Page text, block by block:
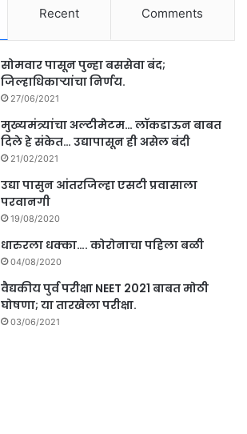
Recent Comments
सोमवार पासून पुन्हा बससेवा बंद;
जिल्हाधिकाऱ्यांचा निर्णय.
27/06/2021
मुख्यमंत्र्यांचा अल्टीमेटम… लॉकडाऊन बाबत
दिले हे संकेत… उद्यापासून ही असेल बंदी
21/02/2021
उद्या पासुन आंतरजिल्हा एसटी प्रवासाला
परवानगी
19/08/2020
धारुरला धक्का…. कोरोनाचा पहिला बळी
04/08/2020
वैद्यकीय पुर्व परीक्षा NEET 2021 बाबत मोठी
घोषणा; या तारखेला परीक्षा.
03/06/2021